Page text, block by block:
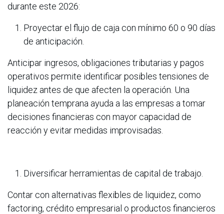
durante este 2026:
Proyectar el flujo de caja con mínimo 60 o 90 días
de anticipación.
Anticipar ingresos, obligaciones tributarias y pagos
operativos permite identificar posibles tensiones de
liquidez antes de que afecten la operación. Una
planeación temprana ayuda a las empresas a tomar
decisiones financieras con mayor capacidad de
reacción y evitar medidas improvisadas.
Diversificar herramientas de capital de trabajo.
Contar con alternativas flexibles de liquidez, como
factoring, crédito empresarial o productos financieros